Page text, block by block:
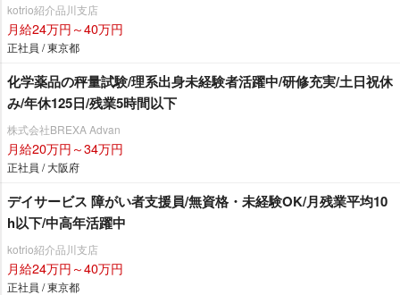
kotrio紹介品川支店
月給24万円～40万円
正社員 / 東京都
化学薬品の秤量試験/理系出身未経験者活躍中/研修充実/土日祝休
み/年休125日/残業5時間以下
株式会社BREXA Advan
月給20万円～34万円
正社員 / 大阪府
デイサービス 障がい者支援員/無資格・未経験OK/月残業平均10
h以下/中高年活躍中
kotrio紹介品川支店
月給24万円～40万円
正社員 / 東京都